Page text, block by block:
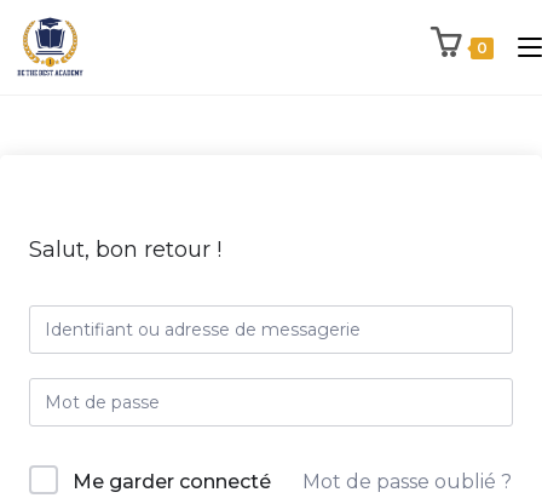
0
Salut, bon retour !
Me garder connecté Mot de passe oublié ?